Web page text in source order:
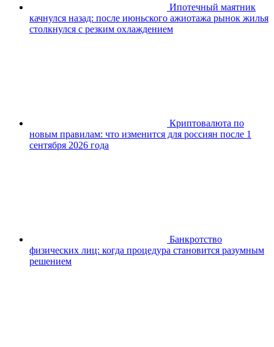
Ипотечный маятник
качнулся назад: после июньского ажиотажа рынок жилья
столкнулся с резким охлаждением
Криптовалюта по
новым правилам: что изменится для россиян после 1
сентября 2026 года
Банкротство
физических лиц: когда процедура становится разумным
решением